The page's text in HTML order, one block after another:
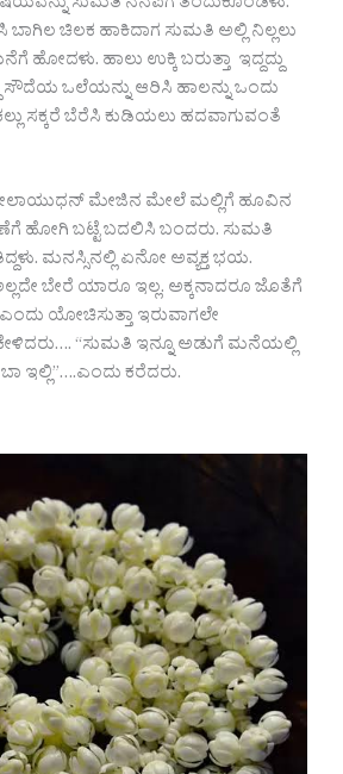
ಚಿಲಕ ಹಾಕಿದಾಗ ಸುಮತಿ ಅಲ್ಲಿ ನಿಲ್ಲಲು
ಹೋದಳು. ಹಾಲು ಉಕ್ಕಿ ಬರುತ್ತಾ ಇದ್ದದ್ದು
ಸೌದೆಯ ಒಲೆಯನ್ನು ಆರಿಸಿ ಹಾಲನ್ನು ಒಂದು
ಕಲ್ಲು ಸಕ್ಕರೆ ಬೆರೆಸಿ ಕುಡಿಯಲು ಹದವಾಗುವಂತೆ
ಮೇಜಿನ ಮೇಲೆ ಮಲ್ಲಿಗೆ ಹೂವಿನ
ಹೋಗಿ ಬಟ್ಟೆ ಬದಲಿಸಿ ಬಂದರು. ಸುಮತಿ
ಮನಸ್ಸಿನಲ್ಲಿ ಏನೋ ಅವ್ಯಕ್ತ ಭಯ.
ಬೇರೆ ಯಾರೂ ಇಲ್ಲ. ಅಕ್ಕನಾದರೂ ಜೊತೆಗೆ
ಯೋಚಿಸುತ್ತಾ ಇರುವಾಗಲೇ
“ಸುಮತಿ ಇನ್ನೂ ಅಡುಗೆ ಮನೆಯಲ್ಲಿ
ಇಲ್ಲಿ”….ಎಂದು ಕರೆದರು.